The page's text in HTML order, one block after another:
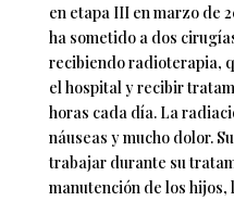
en etapa III en marzo de
ha sometido a dos
recibiendo radioterapia,
el hospital y recibir
horas cada día. La
náuseas y mucho dolor.
trabajar durante su
manutención de los